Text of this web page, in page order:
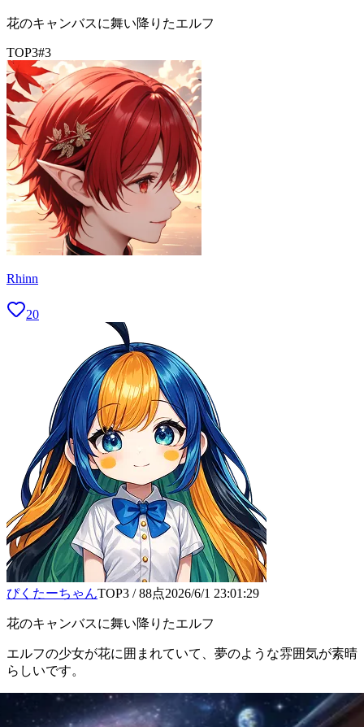
花のキャンバスに舞い降りたエルフ
TOP3#3
Rhinn
20
ぴくたーちゃんTOP3 /88点2026/6/1 23:01:29
花のキャンバスに舞い降りたエルフ
エルフの少女が花に囲まれていて、夢のような雰囲気が素晴
らしいです。